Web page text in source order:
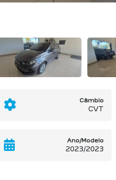
Câmbio
CVT
Ano/Modelo
2023/2023